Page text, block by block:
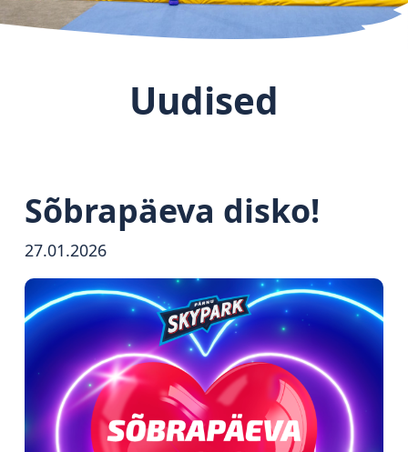
Uudised
Sõbrapäeva disko!
27.01.2026